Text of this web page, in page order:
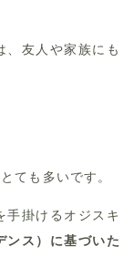
、友人や家族にも
ても多いです。
手掛けるオジスキ
ンス）に基づいた